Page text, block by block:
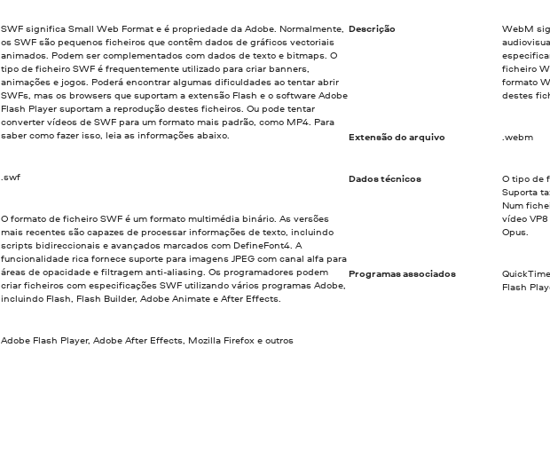
SWF significa Small Web Format e é propriedade da Adobe. Normalmente,
os SWF são pequenos ficheiros que contêm dados de gráficos vectoriais
animados. Podem ser complementados com dados de texto e bitmaps. O
tipo de ficheiro SWF é frequentemente utilizado para criar banners,
animações e jogos. Poderá encontrar algumas dificuldades ao tentar abrir
SWFs, mas os browsers que suportam a extensão Flash e o software Adobe
Flash Player suportam a reprodução destes ficheiros. Ou pode tentar
converter vídeos de SWF para um formato mais padrão, como MP4. Para
saber como fazer isso, leia as informações abaixo.
.swf
O formato de ficheiro SWF é um formato multimédia binário. As versões
mais recentes são capazes de processar informações de texto, incluindo
scripts bidireccionais e avançados marcados com DefineFont4. A
funcionalidade rica fornece suporte para imagens JPEG com canal alfa para
áreas de opacidade e filtragem anti-aliasing. Os programadores podem
criar ficheiros com especificações SWF utilizando vários programas Adobe,
incluindo Flash, Flash Builder, Adobe Animate e After Effects.
Adobe Flash Player, Adobe After Effects, Mozilla Firefox e outros
Descrição
WebM
ficheiro
formato
destes
Extensão do arquivo .webm
Dados técnicos
O tipo de
Suporta
Num
vídeo
Opus.
Programas associados
Flash